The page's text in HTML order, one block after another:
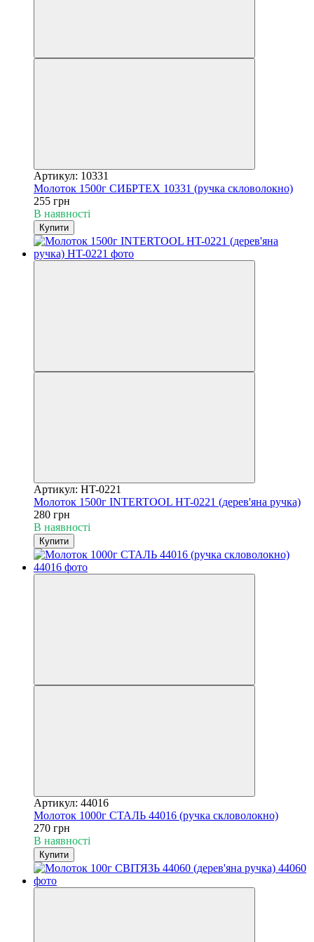
Артикул: 10331
Молоток 1500г СИБРТЕХ 10331 (ручка скловолокно)
255 грн
В наявності
Купити
Артикул: HT-0221
Молоток 1500г INTERTOOL HT-0221 (дерев'яна ручка)
280 грн
В наявності
Купити
Артикул: 44016
Молоток 1000г СТАЛЬ 44016 (ручка скловолокно)
270 грн
В наявності
Купити